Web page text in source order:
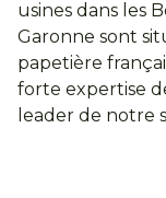
usines dans les
Garonne sont
papetière
forte expertise
leader de notre